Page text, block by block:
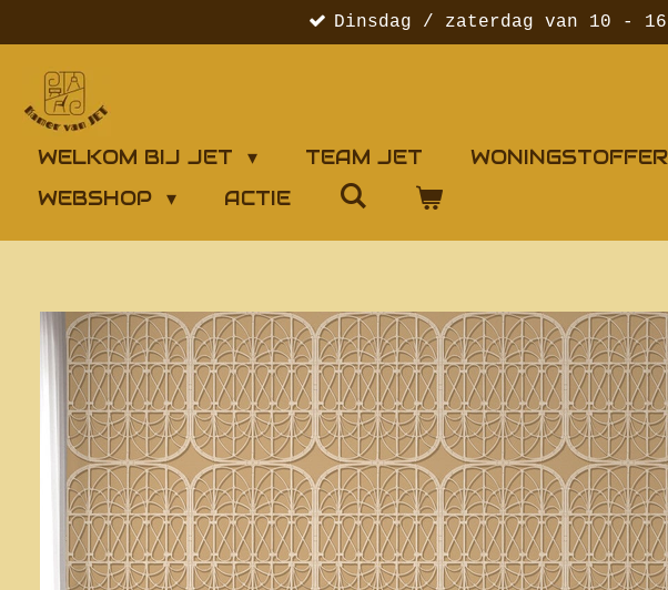
direct
naar
de
hoofdinhoud
Dinsdag / zaterdag van 10 -
WELKOM BIJ JET TEAM JET
WEBSHOP
ACTIE